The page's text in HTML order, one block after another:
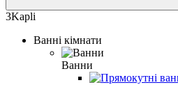
3Kapli
Ванні кімнати
Ванни